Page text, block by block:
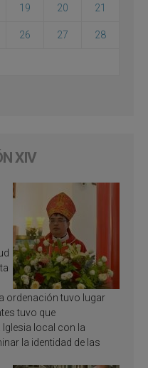
19 20 21
26 27 28
XIV
ordenación tuvo lugar
tuvo que
local con la
la identidad de las